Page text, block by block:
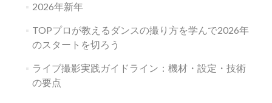
2026年新年
TOPプロが教えるダンスの撮り方を学んで2026年
のスタートを切ろう
ライブ撮影実践ガイドライン：機材・設定・技術
の要点